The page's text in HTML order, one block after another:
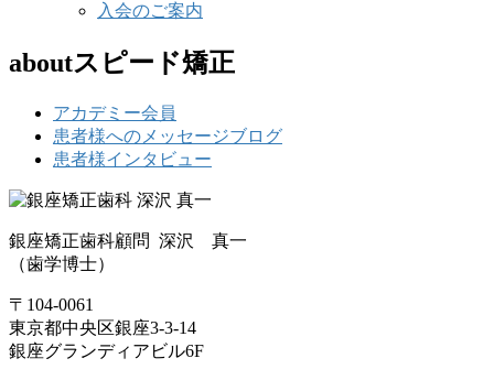
入会のご案内
aboutスピード矯正
アカデミー会員
患者様へのメッセージブログ
患者様インタビュー
銀座矯正歯科顧問 深沢 真一
（歯学博士）
〒104-0061
東京都中央区銀座3-3-14
銀座グランディアビル6F